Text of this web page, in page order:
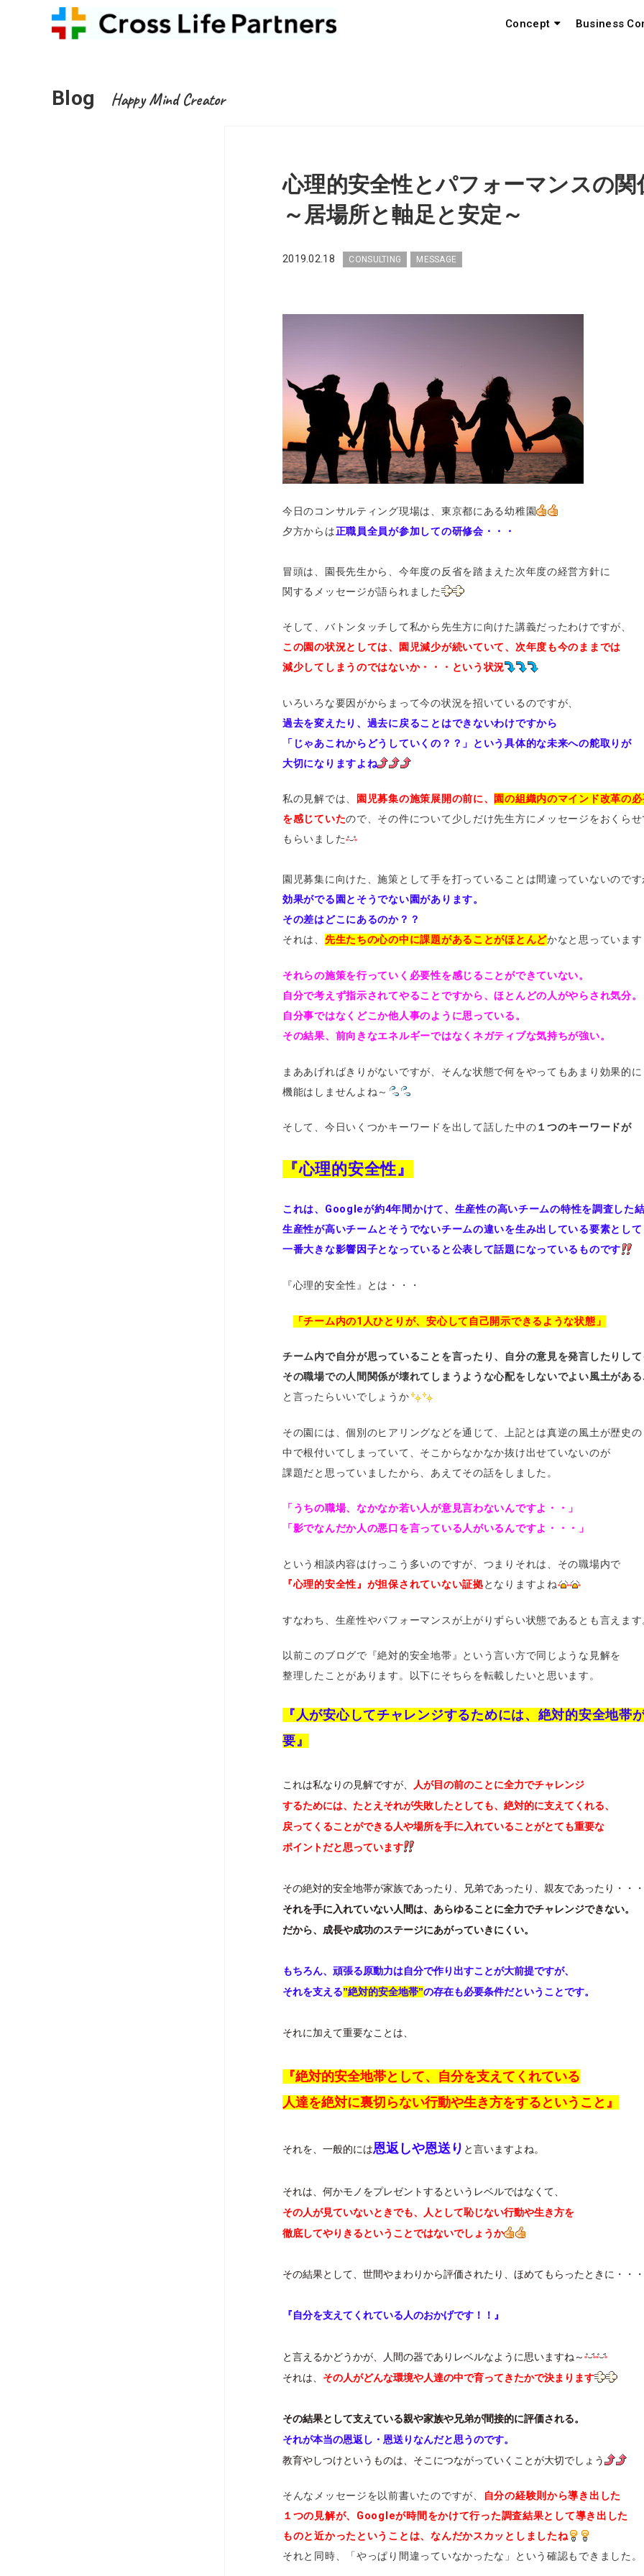
Concept Business
Blog Happy Mind Creator
心理的安全性とパフォーマンスの
～居場所と軸足と安定～
2019.02.18 CONSULTING MESSAGE
今日のコンサルティング現場は、東京都にある幼稚園
夕方からは正職員全員が参加しての研修会・・・
冒頭は、園長先生から、今年度の反省を踏まえた次年度の経営方針に
関するメッセージが語られました
そして、バトンタッチして私から先生方に向けた講義だったわけですが、
この園の状況としては、園児減少が続いていて、次年度も今のままでは
減少してしまうのではないか・・・という状況
いろいろな要因がからまって今の状況を招いているのですが、
過去を変えたり、過去に戻ることはできないわけですから
「じゃあこれからどうしていくの？？」という具体的な未来への舵取りが
大切になりますよね
私の見解では、 園児募集の施策展開の前に、 園の組織内のマインド改革の
を感じていたので、その件について少しだけ先生方にメッセージをおくら
もらいました
園児募集に向けた、施策として手を打っていることは間違っていないので
効果がでる園とそうでない園があります。
その差はどこにあるのか？？
それは、 先生たちの心の中に課題があることがほとんどかなと思っています
それらの施策を行っていく必要性を感じることができていない。
自分で考えず指示されてやることですから、ほとんどの人がやらされ気分。
自分事ではなくどこか他人事のように思っている。
その結果、前向きなエネルギーではなくネガティブな気持ちが強い。
まああげればきりがないですが、そんな状態で何をやってもあまり効果的に
機能はしませんよね～
そして、今日いくつかキーワードを出して話した中の１つのキーワードが
『心理的安全性』
これは、Googleが約4年間かけて、生産性の高いチームの特性を調査した
生産性が高いチームとそうでないチームの違いを生み出している要素として
一番大きな影響因子となっていると公表して話題になっているものです
『心理的安全性』とは・・・
「チーム内の1人ひとりが、安心して自己開示できるような状態」
チーム内で自分が思っていることを言ったり、自分の意見を発言したりし
その職場での人間関係が壊れてしまうような心配をしないでよい風土があ
と言ったらいいでしょうか
その園には、個別のヒアリングなどを通じて、上記とは真逆の風土が歴史の
中で根付いてしまっていて、そこからなかなか抜け出せていないのが
課題だと思っていましたから、あえてその話をしました。
「うちの職場、なかなか若い人が意見言わないんですよ・・」
「影でなんだか人の悪口を言っている人がいるんですよ・・・」
という相談内容はけっこう多いのですが、つまりそれは、その職場内で
『心理的安全性』が担保されていない証拠となりますよね
すなわち、生産性やパフォーマンスが上がりずらい状態であるとも言えま
以前このブログで『絶対的安全地帯』という言い方で同じような見解を
整理したことがあります。以下にそちらを転載したいと思います。
『人が安心してチャレンジするためには、絶対的安全地帯
要』
これは私なりの見解ですが、
人が目の前のことに全力でチャレンジ
するためには、たとえそれが失敗したとしても、絶対的に支えてくれる、
戻ってくることができる人や場所を手に入れていることがとても重要な
ポイントだと思っています
その絶対的安全地帯が家族であったり、兄弟であったり、親友であったり・・・
それを手に入れていない人間は、あらゆることに全力でチャレンジできない。
だから、成長や成功のステージにあがっていきにくい。
もちろん、頑張る原動力は自分で作り出すことが大前提ですが、
それを支える”絶対的安全地帯”の存在も必要条件だということです。
それに加えて重要なことは、
『絶対的安全地帯として、自分を支えてくれている
人達を絶対に裏切らない行動や生き方をするということ』
それを、一般的には恩返しや恩送り と言いますよね。
それは、何かモノをプレゼントするというレベルではなくて、
その人が見ていないときでも、人として恥じない行動や生き方を
徹底してやりきるということではないでしょうか
その結果として、世間やまわりから評価されたり、ほめてもらったときに・・・
『自分を支えてくれている人のおかげです！！』
と言えるかどうかが、人間の器でありレベルなように思いますね～
それは、 その人がどんな環境や人達の中で育ってきたかで決まります
その結果として支えている親や家族や兄弟が間接的に評価される。
それが本当の恩返し・恩送りなんだと思うのです。
教育やしつけというものは、そこにつながっていくことが大切でしょう
そんなメッセージを以前書いたのですが、
自分の経験則から導き出した
１つの見解が、Googleが時間をかけて行った調査結果として導き出した
ものと近かったということは、なんだかスカッとしましたね
それと同時、「やっぱり間違っていなかったな」という確認もできました。